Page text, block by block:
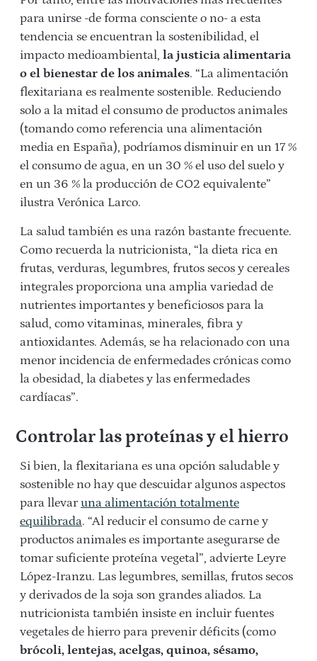
para unirse -de forma consciente o no- a esta
tendencia se encuentran la sostenibilidad, el
impacto medioambiental, la justicia alimentaria
o el bienestar de los animales. “La alimentación
flexitariana es realmente sostenible. Reduciendo
solo a la mitad el consumo de productos animales
(tomando como referencia una alimentación
media en España), podríamos disminuir en un 17 %
el consumo de agua, en un 30 % el uso del suelo y
en un 36 % la producción de CO2 equivalente”
ilustra Verónica Larco.
La salud también es una razón bastante frecuente.
Como recuerda la nutricionista, “la dieta rica en
frutas, verduras, legumbres, frutos secos y cereales
integrales proporciona una amplia variedad de
nutrientes importantes y beneficiosos para la
salud, como vitaminas, minerales, fibra y
antioxidantes. Además, se ha relacionado con una
menor incidencia de enfermedades crónicas como
la obesidad, la diabetes y las enfermedades
cardíacas”.
Controlar las proteínas y el hierro
Si bien, la flexitariana es una opción saludable y
sostenible no hay que descuidar algunos aspectos
para llevaruna alimentación totalmente
equilibrada. “Al reducir el consumo de carne y
productos animales es importante asegurarse de
tomar suficiente proteína vegetal”, advierte Leyre
López-Iranzu. Las legumbres, semillas, frutos secos
y derivados de la soja son grandes aliados. La
nutricionista también insiste en incluir fuentes
vegetales de hierro para prevenir déficits (como
brócoli, lentejas, acelgas, quinoa, sésamo,